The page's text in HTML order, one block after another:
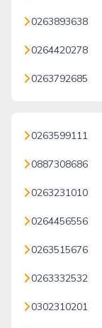
0263893638
0264420278
0263792685
0263599111
0887308686
0263231010
0264456556
0263515676
0263332532
0302310201